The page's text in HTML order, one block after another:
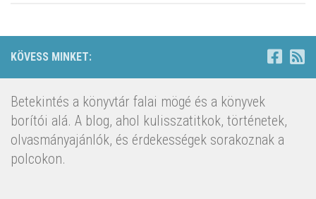
KÖVESS MINKET:
Betekintés a könyvtár falai mögé és a könyvek
borítói alá. A blog, ahol kulisszatitkok, történetek,
olvasmányajánlók, és érdekességek sorakoznak a
polcokon.